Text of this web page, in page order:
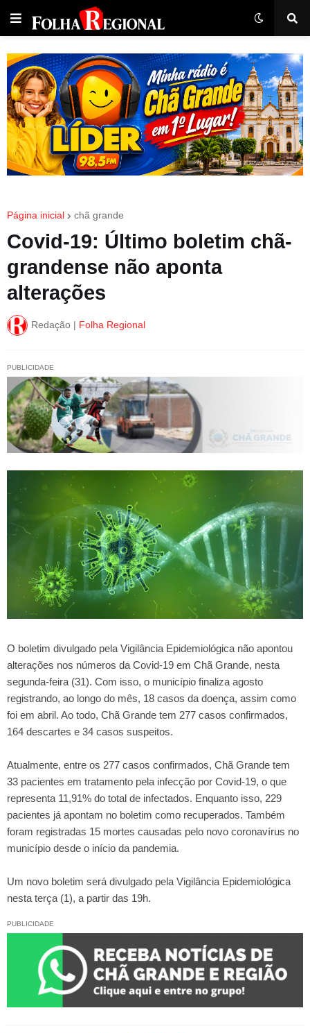
Página inicial chã grande
Covid-19: Último boletim chã-
grandense não aponta
alterações
Redação | Folha Regional
PUBLICIDADE
O boletim divulgado pela Vigilância Epidemiológica não apontou
alterações nos números da Covid-19 em Chã Grande, nesta
segunda-feira (31). Com isso, o município finaliza agosto
registrando, ao longo do mês, 18 casos da doença, assim como
foi em abril. Ao todo, Chã Grande tem 277 casos confirmados,
164 descartes e 34 casos suspeitos.
Atualmente, entre os 277 casos confirmados, Chã Grande tem
33 pacientes em tratamento pela infecção por Covid-19, o que
representa 11,91% do total de infectados. Enquanto isso, 229
pacientes já apontam no boletim como recuperados. Também
foram registradas 15 mortes causadas pelo novo coronavírus no
município desde o início da pandemia.
Um novo boletim será divulgado pela Vigilância Epidemiológica
nesta terça (1), a partir das 19h.
PUBLICIDADE